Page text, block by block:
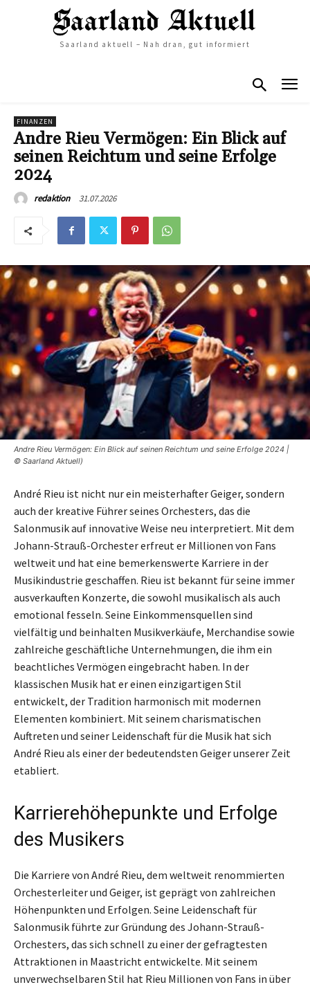
Saarland aktuell – Nah dran, gut informiert
FINANZEN
Andre Rieu Vermögen: Ein Blick auf
seinen Reichtum und seine Erfolge
2024
redaktion 31.07.2026
Andre Rieu Vermögen: Ein Blick auf seinen Reichtum und seine Erfolge 2024 |
© Saarland Aktuell)
André Rieu ist nicht nur ein meisterhafter Geiger, sondern
auch der kreative Führer seines Orchesters, das die
Salonmusik auf innovative Weise neu interpretiert. Mit dem
Johann-Strauß-Orchester erfreut er Millionen von Fans
weltweit und hat eine bemerkenswerte Karriere in der
Musikindustrie geschaffen. Rieu ist bekannt für seine immer
ausverkauften Konzerte, die sowohl musikalisch als auch
emotional fesseln. Seine Einkommensquellen sind
vielfältig und beinhalten Musikverkäufe, Merchandise sowie
zahlreiche geschäftliche Unternehmungen, die ihm ein
beachtliches Vermögen eingebracht haben. In der
klassischen Musik hat er einen einzigartigen Stil
entwickelt, der Tradition harmonisch mit modernen
Elementen kombiniert. Mit seinem charismatischen
Auftreten und seiner Leidenschaft für die Musik hat sich
André Rieu als einer der bedeutendsten Geiger unserer Zeit
etabliert.
Karrierehöhepunkte und Erfolge
des Musikers
Die Karriere von André Rieu, dem weltweit renommierten
Orchesterleiter und Geiger, ist geprägt von zahlreichen
Höhenpunkten und Erfolgen. Seine Leidenschaft für
Salonmusik führte zur Gründung des Johann-Strauß-
Orchesters, das sich schnell zu einer der gefragtesten
Attraktionen in Maastricht entwickelte. Mit seinem
unverwechselbaren Stil hat Rieu Millionen von Fans in über